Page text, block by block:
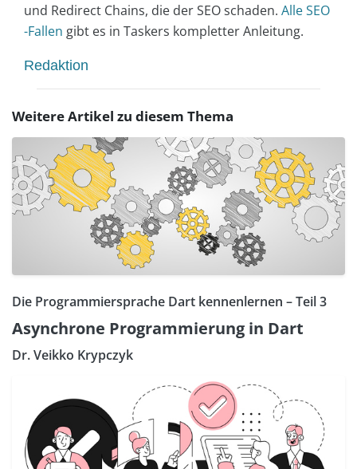
und Redirect Chains, die der SEO schaden. Alle SEO
-Fallen gibt es in Taskers kompletter Anleitung.
Redaktion
Weitere Artikel zu diesem Thema
Die Programmiersprache Dart kennenlernen – Teil 3
Asynchrone Programmierung in Dart
Dr. Veikko Krypczyk